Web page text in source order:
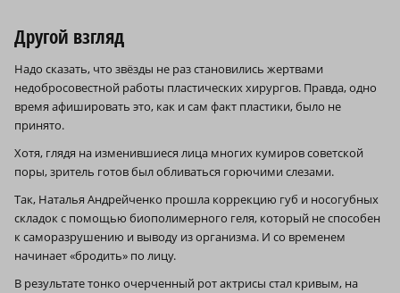
Другой взгляд
Надо сказать, что звёзды не раз становились жертвами
недобросовестной работы пластических хирургов. Правда, одно
время афишировать это, как и сам факт пластики, было не
принято.
Хотя, глядя на изменившиеся лица многих кумиров советской
поры, зритель готов был обливаться горючими слезами.
Так, Наталья Андрейченко прошла коррекцию губ и носогубных
складок с помощью биополимерного геля, который не способен
к саморазрушению и выводу из организма. И со временем
начинает «бродить» по лицу.
В результате тонко очерченный рот актрисы стал кривым, на